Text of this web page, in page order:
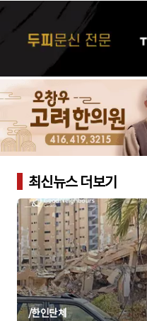
최신뉴스 더보기
/한인단체